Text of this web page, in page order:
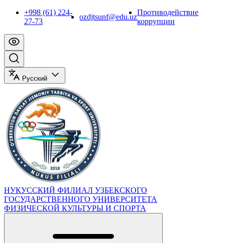
+998 (61) 224-
27-73
ozdjtsunf@edu.uz
Противодействие
коррупции
Русский
НУКУССКИЙ ФИЛИАЛ УЗБЕКСКОГО
ГОСУДАРСТВЕННОГО УНИВЕРСИТЕТА
ФИЗИЧЕСКОЙ КУЛЬТУРЫ И СПОРТА